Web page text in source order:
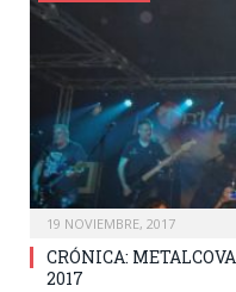
19 NOVIEMBRE, 2017
CRÓNICA:
2017